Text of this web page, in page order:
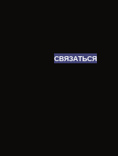
СВЯЗАТЬСЯ